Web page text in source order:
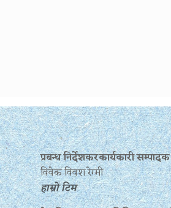
प्रबन्ध निर्देशकरकार्यकारी सम्पादक
विवेक विवश रेग्मी
हाम्रो टिम